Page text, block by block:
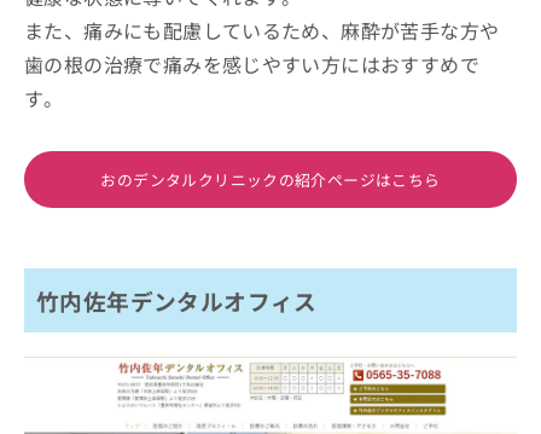
また、痛みにも配慮しているため、麻酔が苦手な方や
歯の根の治療で痛みを感じやすい方にはおすすめで
す。
おのデンタルクリニックの紹介ページはこちら
竹内佐年デンタルオフィス